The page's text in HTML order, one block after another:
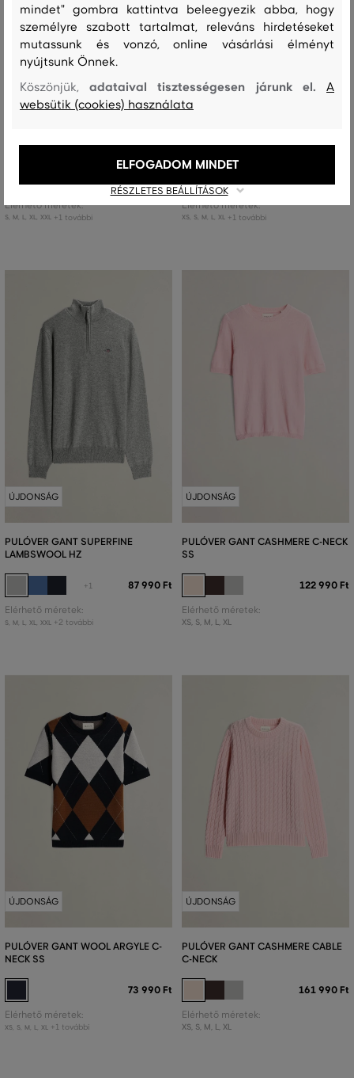
ÚJDONSÁG
Elérhető méretek:
S, M L, XL, XXL +1 további
ÚJDONSÁG
Elérhető méretek:
XS, S, M L, XL +1 további
ÚJDONSÁG
PULÓVER GANT SUPERFINE
LAMBSWOOL HZ
+1 87 990 Ft
Elérhető méretek:
S, M L XL XXL +2 további
ÚJDONSÁG
PULÓVER GANT CASHMERE C-NECK
SS
122 990 Ft
Elérhető méretek:
XS, S, M, L, XL
ÚJDONSÁG
PULÓVER GANT WOOL ARGYLE C-
NECK SS
73 990 Ft
Elérhető méretek:
XS, S, M L XL +1 további
ÚJDONSÁG
PULÓVER GANT CASHMERE CABLE
C-NECK
161 990 Ft
Elérhető méretek:
XS, S, M, L, XL
mindet" gombra kattintva beleegyezik abba, hogy
személyre szabott tartalmat, releváns hirdetéseket
mutassunk és vonzó, online vásárlási élményt
nyújtsunk Önnek.
Köszönjük,adataival tisztességesen járunk el.A
websütik (cookies) használata
RÉSZLETES BEÁLLÍTÁSOK
ELFOGADOM MINDET